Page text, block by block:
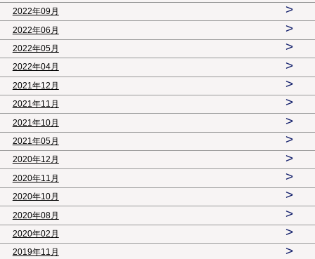
2022年09月 >
2022年06月 >
2022年05月 >
2022年04月 >
2021年12月 >
2021年11月 >
2021年10月 >
2021年05月 >
2020年12月 >
2020年11月 >
2020年10月 >
2020年08月 >
2020年02月 >
2019年11月 >